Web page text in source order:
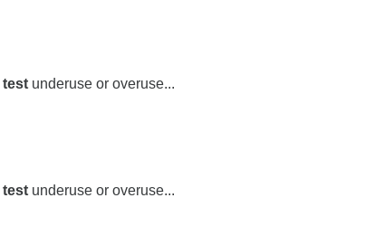
test underuse or overuse...
test underuse or overuse...